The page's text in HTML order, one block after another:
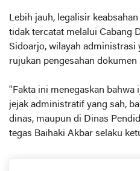
Lebih jauh, legalisir
tidak tercatat melalui Cabang
Sidoarjo, wilayah administrasi
rujukan pengesahan dokumen
"Fakta ini menegaskan
jejak administratif yang sah,
dinas, maupun di Dinas
tegas Baihaki Akbar selaku